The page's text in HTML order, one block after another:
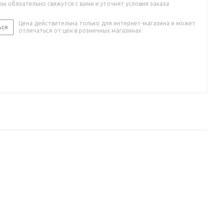
обязательно свяжутся с вами и уточнят условия заказа
Цена действительна только для интернет-магазина и может
отличаться от цен в розничных магазинах